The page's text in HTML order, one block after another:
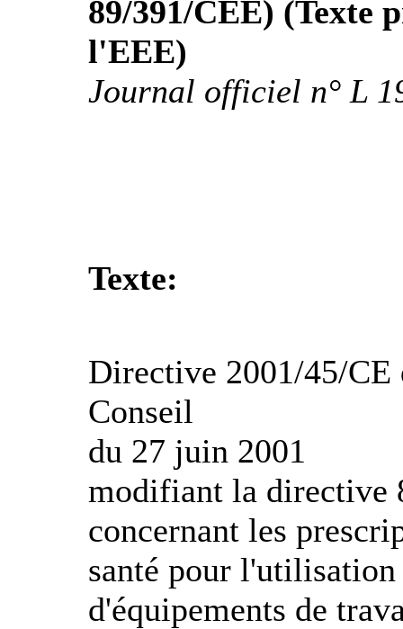
89/391/CEE) (Texte
l'EEE)
Journal officiel n° L
Texte:
Directive 2001/45/CE
Conseil
du 27 juin 2001
modifiant la directive
concernant les
santé pour
d'équipements de